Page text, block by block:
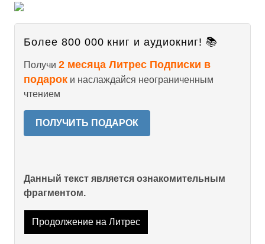
Более 800 000 книг и аудиокниг! 📚
Получи 2 месяца Литрес Подписки в
подарок и наслаждайся неограниченным
чтением
ПОЛУЧИТЬ ПОДАРОК
Данный текст является ознакомительным
фрагментом.
Продолжение на Литрес